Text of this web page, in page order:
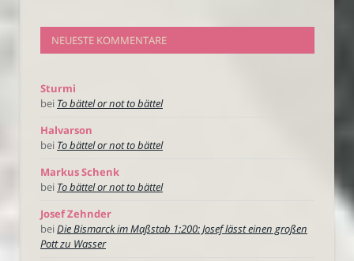
NEUESTE KOMMENTARE
Sturmi
bei To bättel or not to bättel
Halvarson
bei To bättel or not to bättel
Markus Schenk
bei To bättel or not to bättel
Josef Zehnder
beiDie Bismarck im Maßstab 1:200: Josef lässt einen großen
Pott zu Wasser